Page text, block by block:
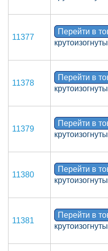
11377
Перейти в
11378
Перейти в
11379
Перейти в
11380
Перейти в
11381
Перейти в